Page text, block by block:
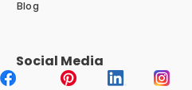
Blog
Social Media